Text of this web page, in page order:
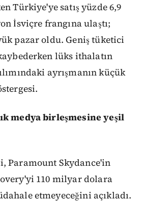
Türkiye'ye satış yüzde 6,9
İsviçre frangına ulaştı;
pazar oldu. Geniş tüketici
lüks ithalatın
ayrışmanın küçük
medya birleşmesine yeşil
Paramount Skydance'in
110 milyar dolara
etmeyeceğini açıkladı.